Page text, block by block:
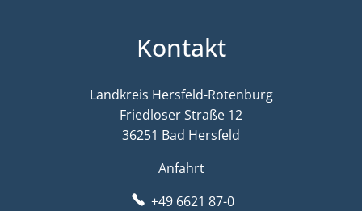
Kontakt
Landkreis Hersfeld-Rotenburg
Friedloser Straße 12
36251 Bad Hersfeld
Anfahrt
+49 6621 87-0